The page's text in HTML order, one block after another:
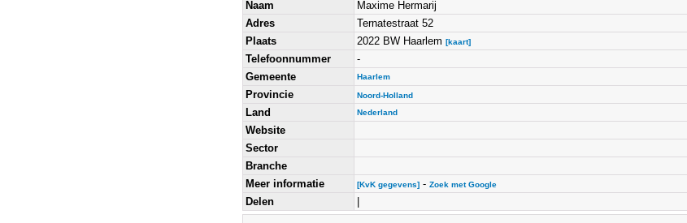
Naam
Maxime Hermarij
Adres
Ternatestraat 52
Plaats
2022 BW Haarlem [kaart]
Telefoonnummer
-
Gemeente
Haarlem
Provincie Noord-Holland
Land Nederland
Website
Sector
Branche
Meer informatie
[KvK gegevens]- Zoek met Google
Delen